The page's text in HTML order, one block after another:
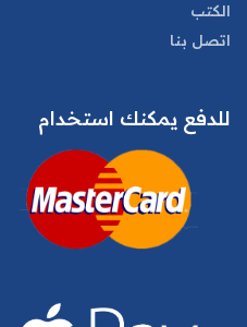
الكتب
اتصل بنا
للدفع يمكنك استخدام